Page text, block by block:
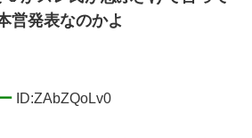
営発表なのかよ
ID:ZAbZQoLv0